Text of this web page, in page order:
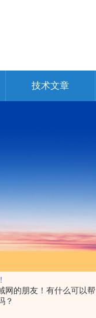
网的朋友！有什么可以帮
？
技术文章
机